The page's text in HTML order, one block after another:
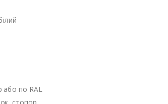
або по RAL
стопор,